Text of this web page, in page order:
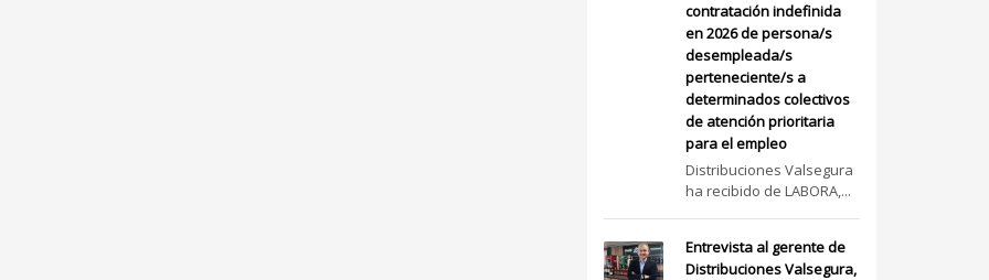
contratación indefinida
en 2026 de persona/s
desempleada/s
perteneciente/s a
determinados colectivos
de atención prioritaria
para el empleo
Distribuciones Valsegura
ha recibido de LABORA,...
Entrevista al gerente de
Distribuciones Valsegura,